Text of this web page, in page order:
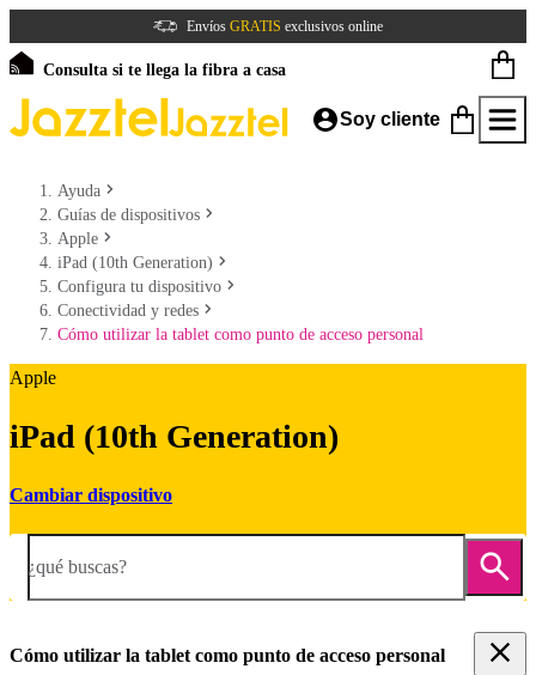
Envíos GRATIS exclusivos online
Consulta si te llega la fibra a casa
Soy cliente
Ayuda
Guías de dispositivos
Apple
iPad (10th Generation)
Configura tu dispositivo
Conectividad y redes
Cómo utilizar la tablet como punto de acceso personal
Apple
iPad (10th Generation)
Cambiar dispositivo
¿qué buscas?
Cómo utilizar la tablet como punto de acceso personal